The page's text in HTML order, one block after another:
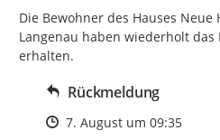
Die Bewohner des Hauses
Langenau haben wiederholt
erhalten.
Rückmeldung
Zeitpunkt des Erstellens
7. August um 09:35